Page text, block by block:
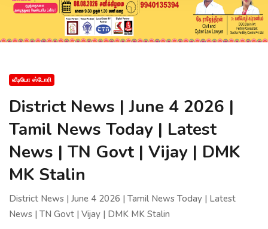
வீடியோ ஸ்டோரி
District News | June 4 2026 |
Tamil News Today | Latest
News | TN Govt | Vijay | DMK
MK Stalin
District News | June 4 2026 | Tamil News Today | Latest
News | TN Govt | Vijay | DMK MK Stalin